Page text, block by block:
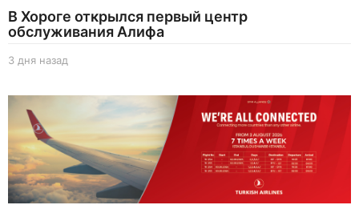
В Хороге открылся первый центр
обслуживания Алифа
3 дня назад
з
а
д